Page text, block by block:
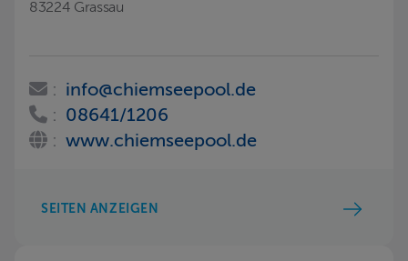
83224 Grassau
: info@chiemseepool.de
: 08641/1206
: www.chiemseepool.de
SEITEN ANZEIGEN